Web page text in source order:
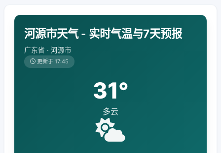
河源市天气 - 实时气温与7天预报
广东省 · 河源市
更新于 17:45
31°
多云